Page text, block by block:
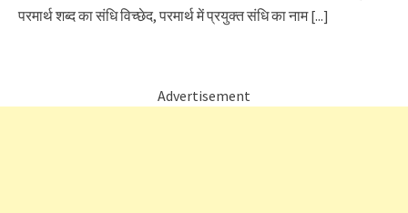
परमार्थ शब्द का संधि विच्छेद, परमार्थ में प्रयुक्त संधि का नाम[...]
Advertisement